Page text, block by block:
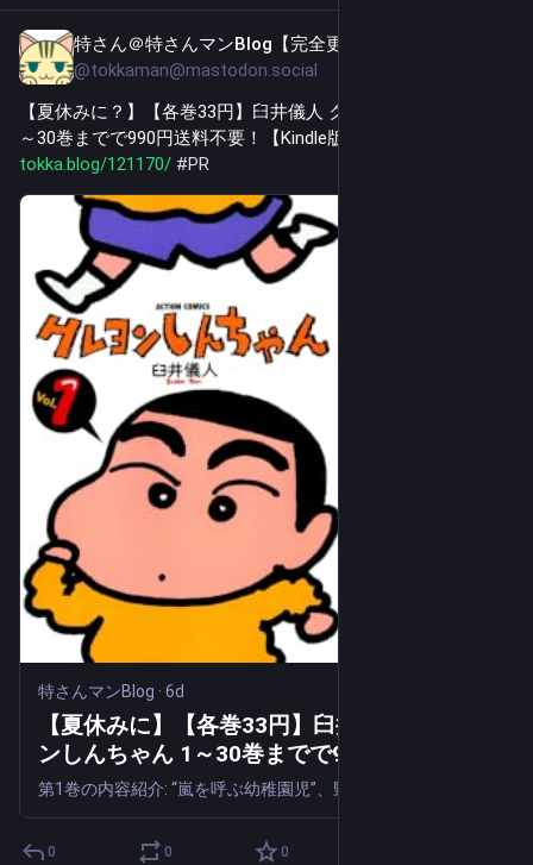
特さん＠特さんマンBlog【完全更新通知用】
@tokkaman@mastodon.social
【夏休みに？】【各巻33円】臼井儀人 クレヨンしんちゃん 1
～30巻までで990円送料不要！【Kindle版】
tokka.blog/121170/ #PR
特さんマンBlog · 6d
【夏休みに】【各巻33円】臼井儀人 クレヨ
ンしんちゃん 1～30巻までで990円送料不
要！【Kindle版】
0 0 0